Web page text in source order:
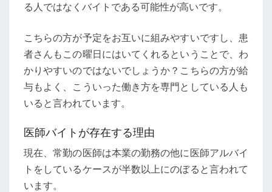
る人ではなくバイトである可能性が高いです。
こちらの方が予定をお互いに組みやすいですし、患
者さんもこの曜日にはいてくれるということで、わ
かりやすいのではないでしょうか？こちらの方が給
与もよく、こういった働き方を専門としている人も
いると言われています。
医師バイトが存在する理由
現在、常勤の医師は本業の勤務の他に医師アルバイ
トをしているケースが半数以上にのぼると言われて
います。